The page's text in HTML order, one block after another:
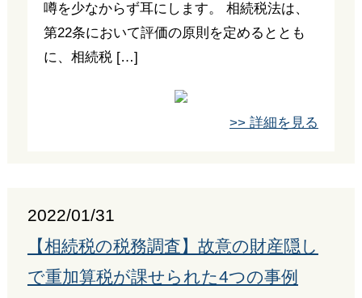
噂を少なからず耳にします。 相続税法は、
第22条において評価の原則を定めるととも
に、相続税 […]
>> 詳細を見る
2022/01/31
【相続税の税務調査】故意の財産隠し
で重加算税が課せられた4つの事例